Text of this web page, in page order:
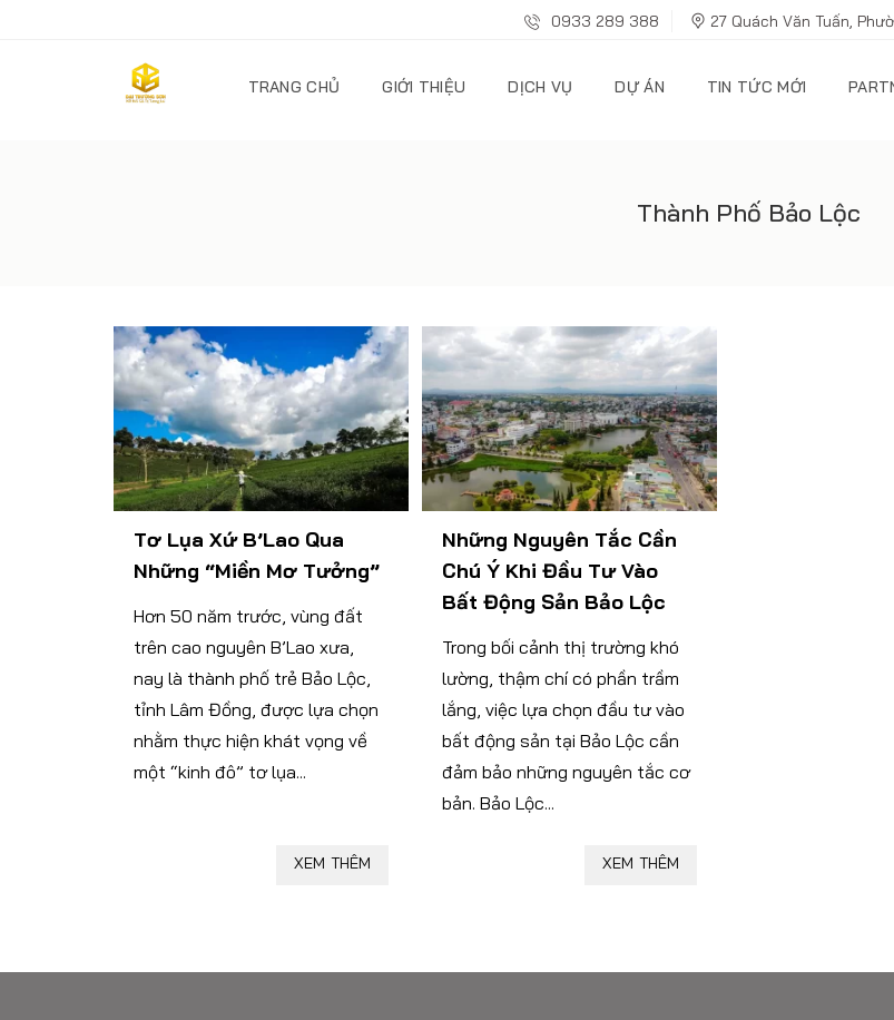
0933 289 388 27 Quách Văn Tuấn,
TRANG CHỦ GIỚI THIỆU DỊCH VỤ DỰ ÁN TIN TỨC MỚI
Thành Phố Bảo Lộc
Tơ Lụa Xứ B’Lao Qua
Những “miền Mơ Tưởng”
Hơn 50 năm trước, vùng đất
trên cao nguyên B’Lao xưa,
nay là thành phố trẻ Bảo Lộc,
tỉnh Lâm Đồng, được lựa chọn
nhằm thực hiện khát vọng về
một “kinh đô” tơ lụa...
XEM THÊM
Những Nguyên Tắc Cần
Chú Ý Khi Đầu Tư Vào
Bất Động Sản Bảo Lộc
Trong bối cảnh thị trường khó
lường, thậm chí có phần trầm
lắng, việc lựa chọn đầu tư vào
bất động sản tại Bảo Lộc cần
đảm bảo những nguyên tắc cơ
bản. Bảo Lộc...
XEM THÊM